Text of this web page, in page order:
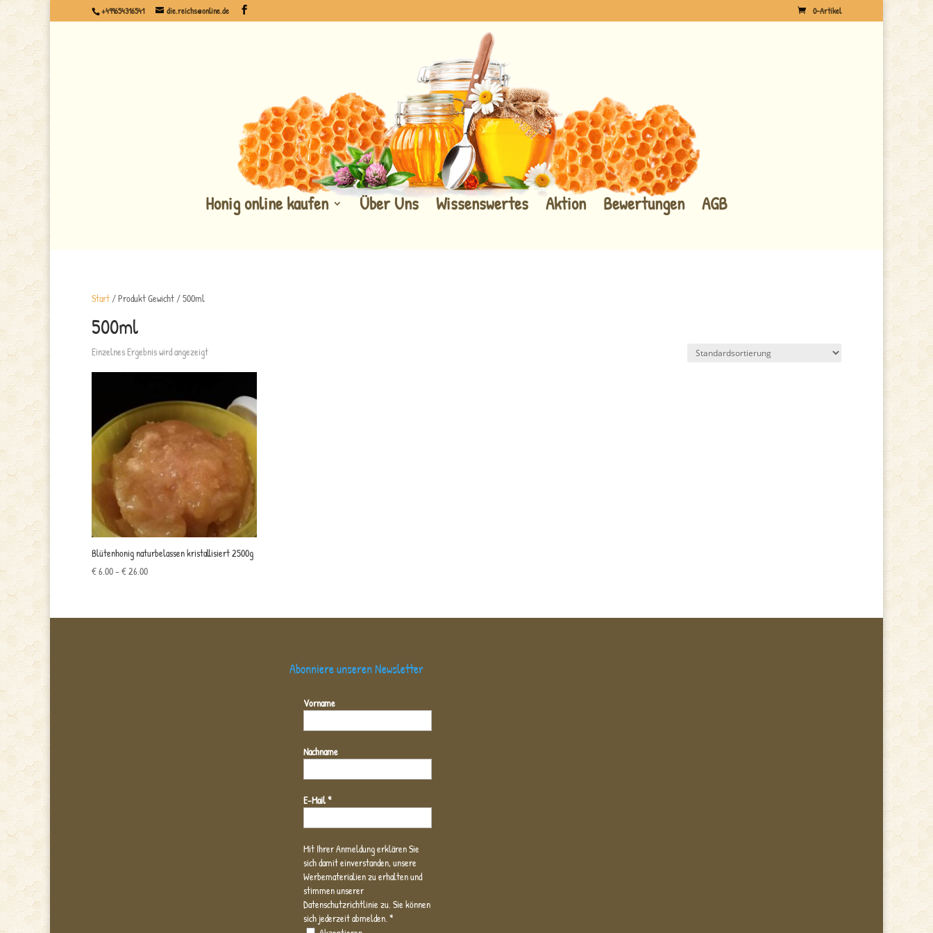
+499654316541 die.reichs@online.de 0-Artikel
Honig online kaufen Über Uns Wissenswertes Aktion Bewertungen AGB
Start / Produkt Gewicht / 500ml
500ml
Einzelnes Ergebnis wird angezeigt
Blütenhonig naturbelassen kristallisiert 2500g
€6.00–€26.00Preisspanne:
€ 26.00
Abonniere unseren Newsletter
Vorname
Nachname
E-Mail*
Mit Ihrer Anmeldung erklären Sie
sich damit einverstanden, unsere
Werbematerialien zu erhalten und
stimmen unserer
Datenschutzrichtlinie zu. Sie können
sich jederzeit abmelden. *